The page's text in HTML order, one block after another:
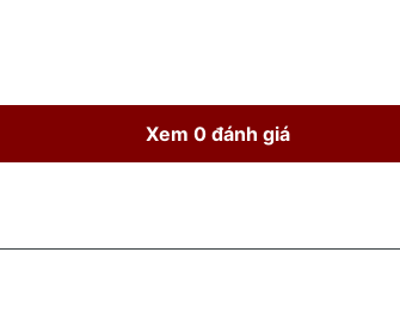
Xem 0 đánh giá